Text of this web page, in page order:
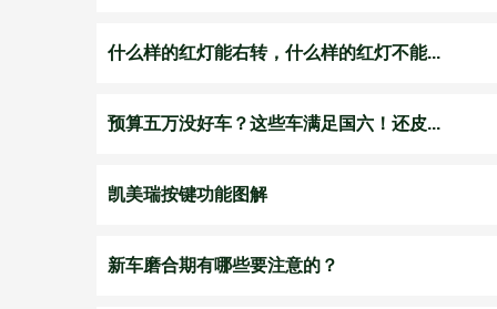
什么样的红灯能右转，什么样的红灯不能...
预算五万没好车？这些车满足国六！还皮...
凯美瑞按键功能图解
新车磨合期有哪些要注意的？